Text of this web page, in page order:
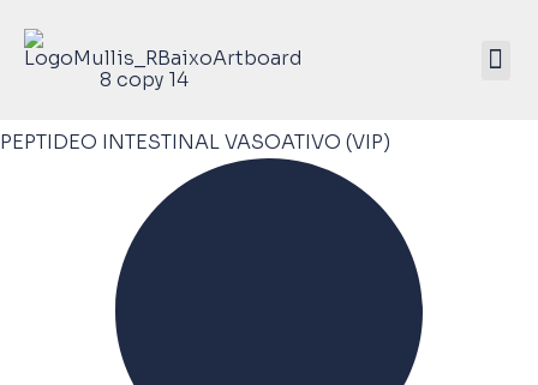
PEPTIDEO INTESTINAL VASOATIVO (VIP)